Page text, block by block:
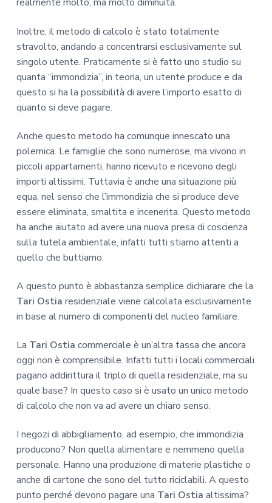
realmente molto, ma molto diminuita.
Inoltre, il metodo di calcolo è stato totalmente
stravolto, andando a concentrarsi esclusivamente sul
singolo utente. Praticamente si è fatto uno studio su
quanta “immondizia”, in teoria, un utente produce e da
questo si ha la possibilità di avere l’importo esatto di
quanto si deve pagare.
Anche questo metodo ha comunque innescato una
polemica. Le famiglie che sono numerose, ma vivono in
piccoli appartamenti, hanno ricevuto e ricevono degli
importi altissimi. Tuttavia è anche una situazione più
equa, nel senso che l’immondizia che si produce deve
essere eliminata, smaltita e incenerita. Questo metodo
ha anche aiutato ad avere una nuova presa di coscienza
sulla tutela ambientale, infatti tutti stiamo attenti a
quello che buttiamo.
A questo punto è abbastanza semplice dichiarare che la
Tari Ostia residenziale viene calcolata esclusivamente
in base al numero di componenti del nucleo familiare.
La Tari Ostia commerciale è un’altra tassa che ancora
oggi non è comprensibile. Infatti tutti i locali commerciali
pagano addirittura il triplo di quella residenziale, ma su
quale base? In questo caso si è usato un unico metodo
di calcolo che non va ad avere un chiaro senso.
I negozi di abbigliamento, ad esempio, che immondizia
producono? Non quella alimentare e nemmeno quella
personale. Hanno una produzione di materie plastiche o
anche di cartone che sono del tutto riciclabili. A questo
punto perché devono pagare una Tari Ostia altissima?